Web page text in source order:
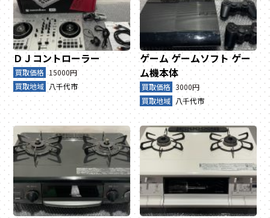
ＤＪコントローラー
買取価格 15000円
買取地域 八千代市
ゲーム ゲームソフト ゲー
ム機本体
買取価格 3000円
買取地域 八千代市